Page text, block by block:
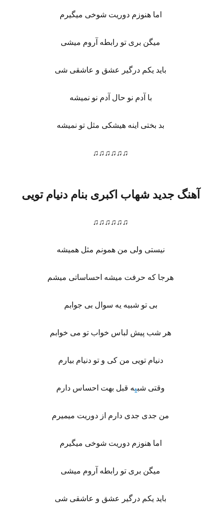
اما هنوزم دوریت شوخی میگیرم
میگن بری تو رابطه آروم میشی
باید یکم درگیر عشق و عاشقی شی
با آدم نو حال آدم نو نمیشه
بد بختی اینه هیشکی مثل تو نمیشه
♫♫♫♫♫♫
آهنگ جدید شهاب اکبری بنام دنیام تویی
♫♫♫♫♫♫
نیستی ولی من همونم مثل همیشه
هرجا که حرفت میشه احساساتی میشم
بی تو شبیه یه سوال بی جوابم
هر شب پیش لباس خواب تو می خوابم
دنیام تویی من کی و تو دنیام بیارم
وقتی شبیه قبل بهت احساس دارم
من جدی جدی دارم از دوریت میمیرم
اما هنوزم دوریت شوخی میگیرم
میگن بری تو رابطه آروم میشی
باید یکم درگیر عشق و عاشقی شی